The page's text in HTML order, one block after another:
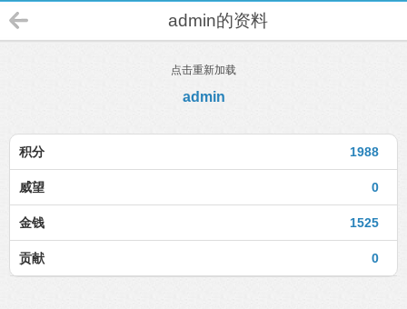
admin的资料
点击重新加载
admin
1988
积分
0
威望
1525
金钱
0
贡献